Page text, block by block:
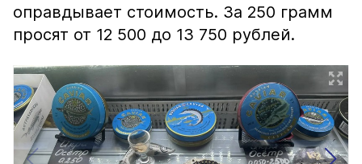
оправдывает стоимость. За 250 грамм
просят от 12 500 до 13 750 рублей.